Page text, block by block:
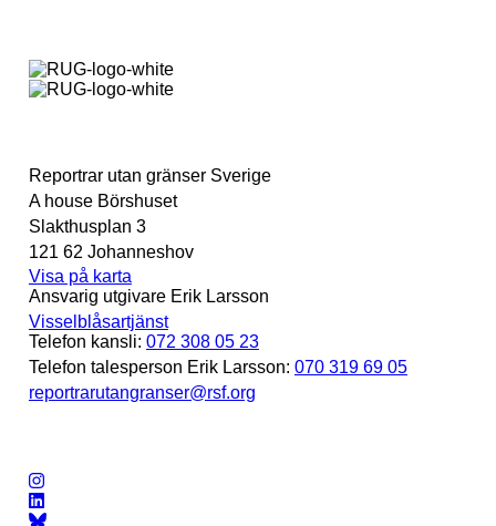
Reportrar utan gränser Sverige
A house Börshuset
Slakthusplan 3
121 62 Johanneshov
Visa på karta
Ansvarig utgivare Erik Larsson
Visselblåsartjänst
Telefon kansli: 072 308 05 23
Telefon talesperson Erik Larsson: 070 319 69 05
reportrarutangranser@rsf.org